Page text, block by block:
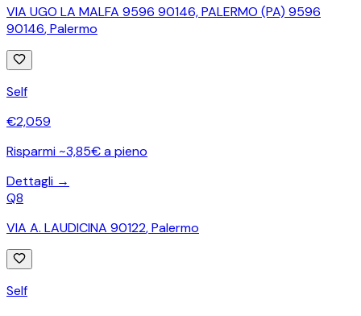
VIA UGO LA MALFA 9596 90146, PALERMO (PA) 9596
90146,Palermo
Self
€2,059
Risparmi ~3,85€ a pieno
Dettagli →
Q8
VIA A. LAUDICINA 90122,Palermo
Self